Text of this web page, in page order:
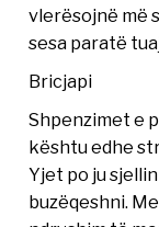
vlerësojnë më
sesa paratë
Bricjapi
Shpenzimet e
kështu edhe
Yjet po ju
buzëqeshni.